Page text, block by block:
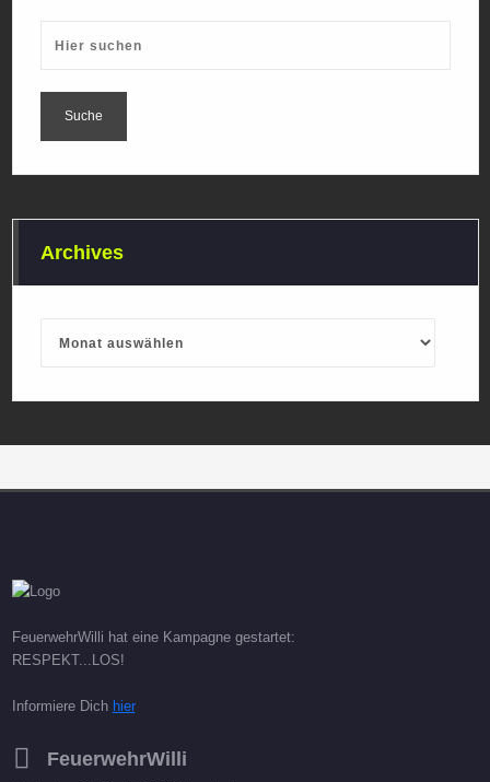
Archives
FeuerwehrWilli hat eine Kampagne gestartet:
RESPEKT...LOS!
Informiere Dich hier
FeuerwehrWilli